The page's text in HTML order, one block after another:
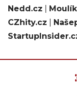
Nedd.cz
CZhity.cz